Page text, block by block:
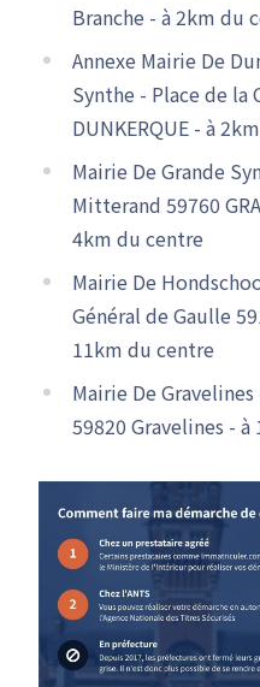
Branche - à 2km du
Annexe Mairie De
Synthe - Place de la
DUNKERQUE - à
Mairie De Grande
Mitterand 59760
4km du centre
Mairie De
Général de Gaulle
11km du centre
Mairie De
59820 Gravelines -